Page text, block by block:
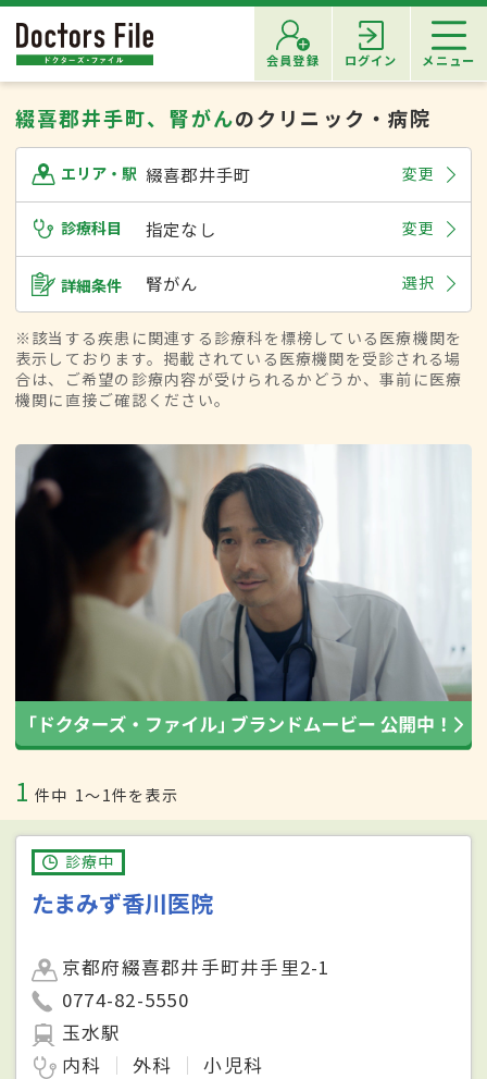
会員登録 ログイン メニュー
綴喜郡井手町、腎がんのクリニック・病院
エリア・駅 綴喜郡井手町 変更
診療科目 指定なし 変更
詳細条件 腎がん 選択
※該当する疾患に関連する診療科を標榜している医療機関を
表示しております。掲載されている医療機関を受診される場
合は、ご希望の診療内容が受けられるかどうか、事前に医療
機関に直接ご確認ください。
1 件中 1〜1件を表示
診療中
たまみず香川医院
京都府綴喜郡井手町井手里2-1
0774-82-5550
玉水駅
内科
外科 小児科